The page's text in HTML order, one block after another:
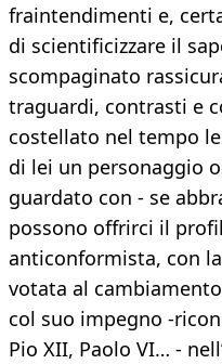
fraintendimenti e,
di scientificizzare il
scompaginato
traguardi, contrasti e
costellato nel tempo
di lei un personaggio
guardato con - se
possono offrirci il
anticonformista, con
votata al
col suo impegno -
Pio XII, Paolo VI… -